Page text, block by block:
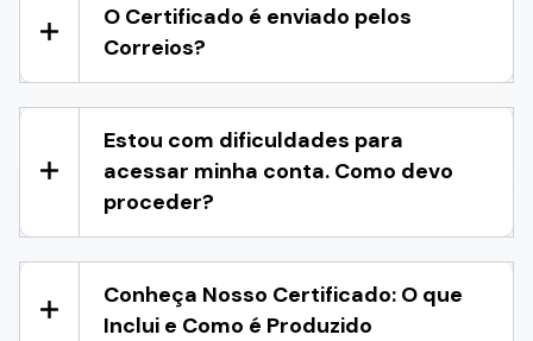
O Certificado é enviado pelos
Correios?
Estou com dificuldades para
acessar minha conta. Como devo
proceder?
Conheça Nosso Certificado: O que
Inclui e Como é Produzido